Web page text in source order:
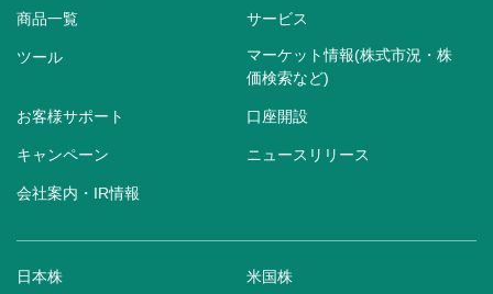
商品一覧 サービス
ツール
マーケット情報(株式市況・株
価検索など)
お客様サポート 口座開設
キャンペーン ニュースリリース
会社案内・IR情報
日本株 米国株